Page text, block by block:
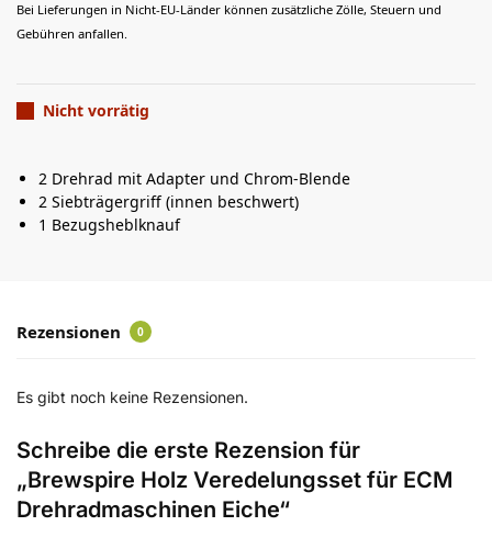
Bei Lieferungen in Nicht-EU-Länder können zusätzliche Zölle, Steuern und
Gebühren anfallen.
Nicht vorrätig
2 Drehrad mit Adapter und Chrom-Blende
2 Siebträgergriff (innen beschwert)
1 Bezugsheblknauf
Rezensionen 0
Es gibt noch keine Rezensionen.
Schreibe die erste Rezension für
„Brewspire Holz Veredelungsset für ECM
Drehradmaschinen Eiche“